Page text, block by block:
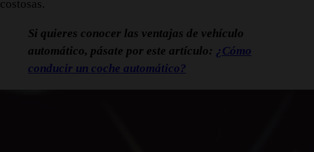
costosas.
Si quieres conocer las ventajas de vehículo
automático, pásate por este artículo: ¿Cómo
conducir un coche automático?